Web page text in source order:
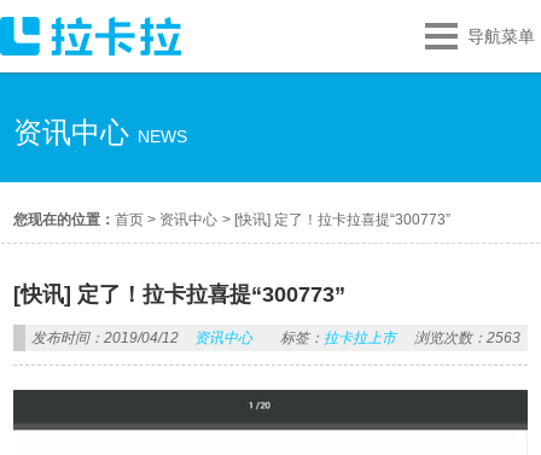
导航菜单
资讯中心 NEWS
您现在的位置：首页 > 资讯中心 > [快讯] 定了！拉卡拉喜提“300773”
[快讯] 定了！拉卡拉喜提“300773”
发布时间：2019/04/12 资讯中心 标签： 拉卡拉上市 浏览次数：2563